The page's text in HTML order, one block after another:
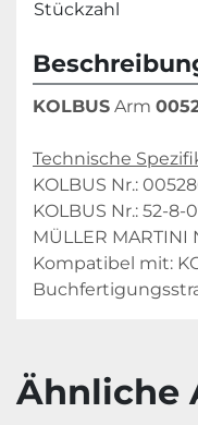
Stückzahl
KOLBUS Arm
Technische
KOLBUS Nr.:
KOLBUS Nr.: 52-8-
MÜLLER MARTINI
Kompatibel mit: